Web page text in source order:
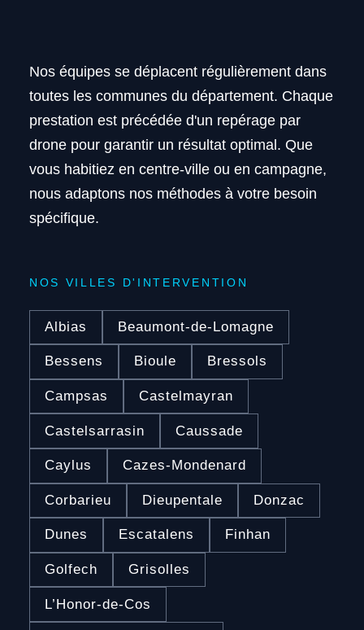
Nos équipes se déplacent régulièrement dans
toutes les communes du département. Chaque
prestation est précédée d'un repérage par
drone pour garantir un résultat optimal. Que
vous habitiez en centre-ville ou en campagne,
nous adaptons nos méthodes à votre besoin
spécifique.
NOS VILLES D'INTERVENTION
Albias Beaumont-de-Lomagne
Bessens Bioule Bressols
Campsas Castelmayran
Castelsarrasin Caussade
Caylus Cazes-Mondenard
Corbarieu Dieupentale Donzac
Dunes Escatalens Finhan
Golfech Grisolles
L’Honor-de-Cos